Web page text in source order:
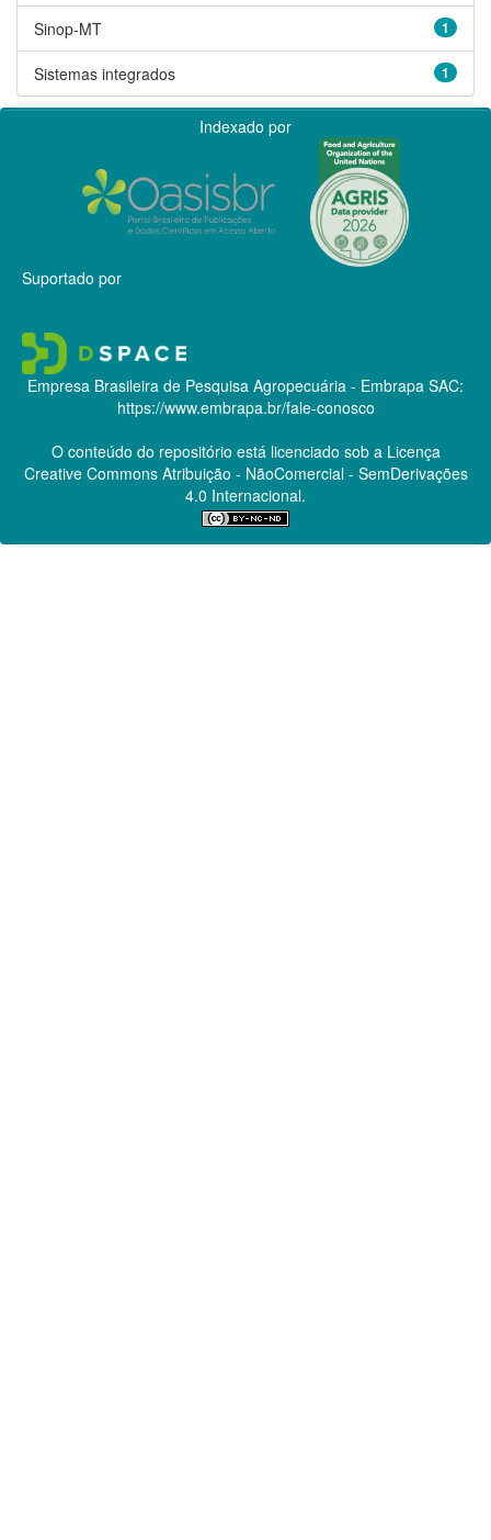
1
Sinop-MT
1
Sistemas integrados
Indexado por
Suportado por
Empresa Brasileira de Pesquisa Agropecuária - Embrapa SAC:
https://www.embrapa.br/fale-conosco
O conteúdo do repositório está licenciado sob a Licença
Creative CommonsAtribuição - NãoComercial - SemDerivações
4.0 Internacional.